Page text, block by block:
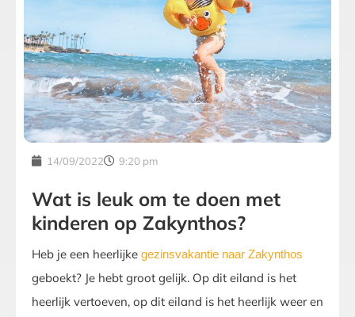
14/09/2022 9:20 pm
Wat is leuk om te doen met
kinderen op Zakynthos?
Heb je een heerlijke gezinsvakantie naar Zakynthos
geboekt? Je hebt groot gelijk. Op dit eiland is het
heerlijk vertoeven, op dit eiland is het heerlijk weer en